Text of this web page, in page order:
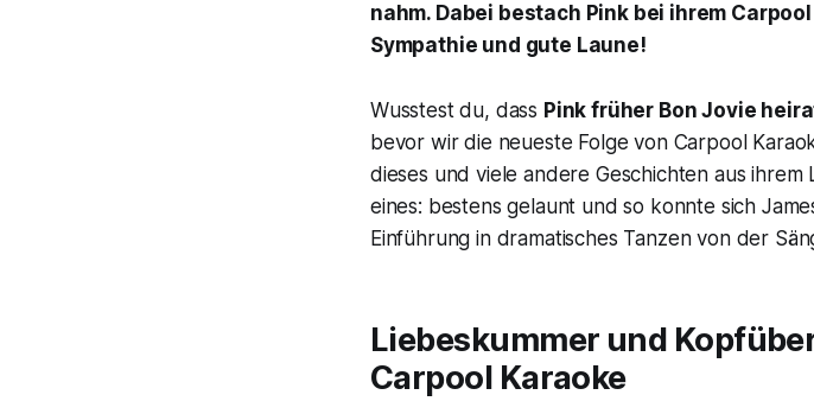
nahm. Dabei bestach Pink bei ihrem
Sympathie und gute Laune!
Wusstest du, dass Pink früher Bon Jovie
bevor wir die neueste Folge von Carpool
dieses und viele andere Geschichten aus
eines: bestens gelaunt und so konnte sich
Einführung in dramatisches Tanzen von der
Liebeskummer und
Carpool Karaoke